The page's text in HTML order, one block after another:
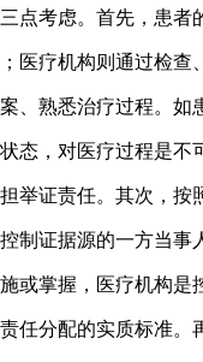
点考虑。首先，患者
医疗机构则通过检查
、熟悉治疗过程。如
态，对医疗过程是不
举证责任。其次，按
制证据源的一方当事
或掌握，医疗机构是
任分配的实质标准。